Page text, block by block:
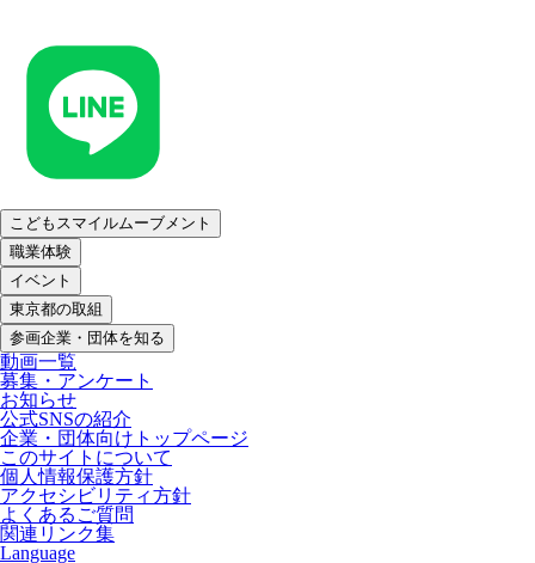
こどもスマイルムーブメント
職業体験
イベント
東京都の取組
参画企業・団体を知る
動画一覧
募集・アンケート
お知らせ
公式SNSの紹介
企業・団体向けトップページ
このサイトについて
個人情報保護方針
アクセシビリティ方針
よくあるご質問
関連リンク集
Language